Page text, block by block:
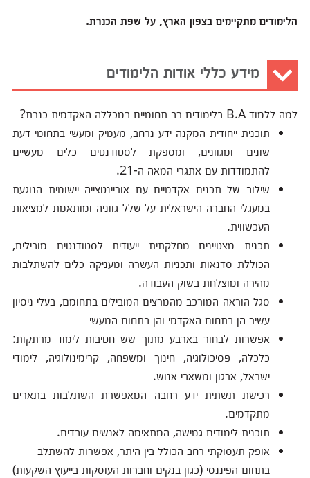
הלימודים מתקיימים בצפון הארץ, על שפת הכנרת.
מידע כללי אודות הלימודים
למה ללמוד B.A בלימודים רב תחומיים במכללה האקדמית כנרת?
תוכנית ייחודית המקנה ידע נרחב, מעמיק ומעשי בתחומי דעת
שונים ומגוונים, ומספקת לסטודנטים כלים מעשיים
להתמודדות עם אתגרי המאה ה-21.
שילוב של תכנים אקדמיים עם אוריינטצייה יישומית הנוגעת
במעגלי החברה הישראלית על שלל גווניה ומותאמת למציאות
העכשווית.
תכנית מצטיינים מחלקתית ייעודית לסטודנטים מובילים,
הכוללת סדנאות ותכניות העשרה ומעניקה כלים להשתלבות
מהירה ומוצלחת בשוק העבודה.
סגל הוראה המורכב מהמרצים המובילים בתחומם, בעלי ניסיון
עשיר הן בתחום האקדמי והן בתחום המעשי
אפשרות לבחור בארבע מתוך שש חטיבות לימוד מרתקות:
כלכלה, פסיכולוגיה, חינוך ומשפחה, קרימינולוגיה, לימודי
ישראל, ארגון ומשאבי אנוש.
רכישת תשתית ידע רחבה המאפשרת השתלבות בתארים
מתקדמים.
תוכנית לימודים גמישה, המתאימה לאנשים עובדים.
אופק תעסוקתי רחב הכולל בין היתר, אפשרות להשתלב
בתחום הפיננסי (כגון בנקים וחברות העוסקות בייעוץ השקעות)